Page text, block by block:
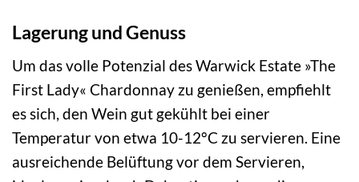
Lagerung und Genuss
Um das volle Potenzial des Warwick Estate »The
First Lady« Chardonnay zu genießen, empfiehlt
es sich, den Wein gut gekühlt bei einer
Temperatur von etwa 10-12°C zu servieren. Eine
ausreichende Belüftung vor dem Servieren,